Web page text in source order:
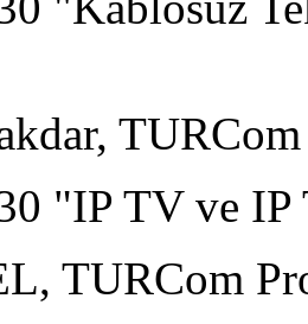
"IP TV ve
TURCom